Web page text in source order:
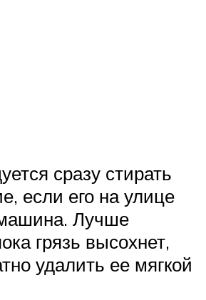
сразу стирать
если его на улице
Лучше
грязь высохнет,
удалить ее мягкой